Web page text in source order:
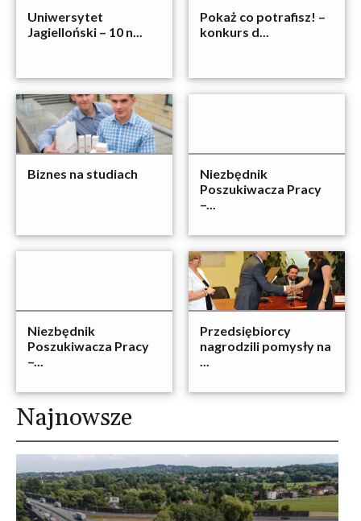
Uniwersytet
Jagielloński – 10 n...
Pokaż co potrafisz! –
konkurs d...
Biznes na studiach
Niezbędnik
Poszukiwacza Pracy
–...
Niezbędnik
Poszukiwacza Pracy
–...
Przedsiębiorcy
nagrodzili pomysły na
...
Najnowsze